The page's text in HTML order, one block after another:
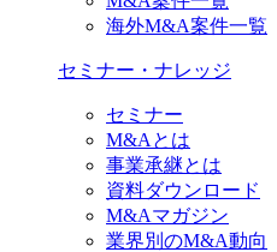
海外M&A案件一覧
セミナー・ナレッジ
セミナー
M&Aとは
事業承継とは
資料ダウンロード
M&Aマガジン
業界別のM&A動向